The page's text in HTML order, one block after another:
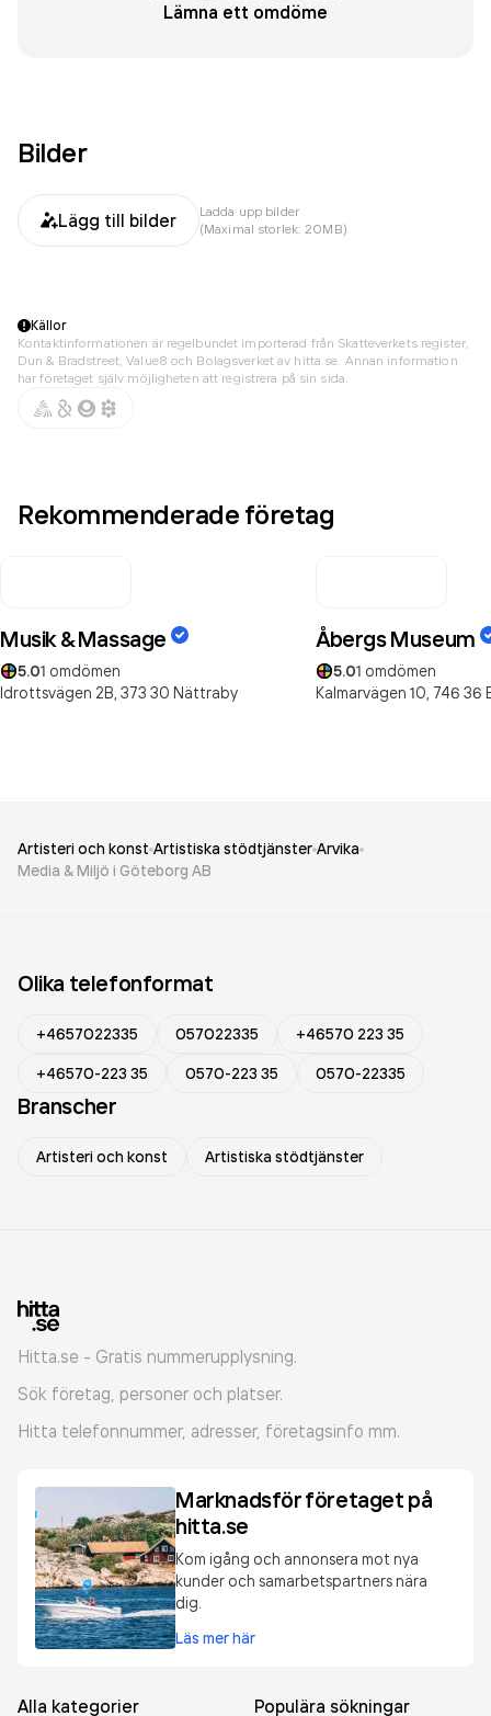
Lämna ett omdöme
Bilder
Lägg till bilder
Ladda upp bilder
(Maximal storlek: 20MB)
Källor
Kontaktinformationen är regelbundet importerad från Skatteverkets register,
Dun & Bradstreet, Value8 och Bolagsverket av hitta.se. Annan information
har företaget själv möjligheten att registrera på sin sida.
Rekommenderade företag
Musik & Massage
5.01 omdömen
Idrottsvägen 2B, 373 30 Nättraby
Åbergs Museum
5.01 omdömen
Kalmarvägen 10, 746 36
Artisteri och konst Artistiska stödtjänster Arvika
Media & Miljö i Göteborg AB
Olika telefonformat
+4657022335 057022335
+46570 223 35
+46570-223 35
0570-223 35 0570-22335
Branscher
Artisteri och konst Artistiska stödtjänster
Hitta.se - Gratis nummerupplysning.
Sök företag, personer och platser.
Hitta telefonnummer, adresser, företagsinfo mm.
Marknadsför företaget på
hitta.se
Kom igång och annonsera mot nya
kunder och samarbetspartners nära
dig.
Läs mer här
Alla kategorier Populära sökningar